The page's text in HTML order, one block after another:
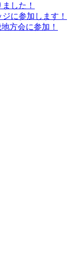
した！
に参加します！
方会に参加！